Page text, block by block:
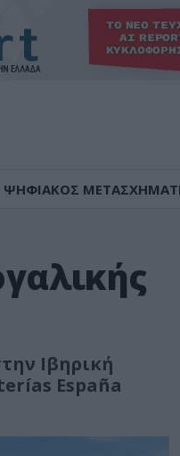
ΨΗΦΙΑΚΟΣ
Ιβηρική
España